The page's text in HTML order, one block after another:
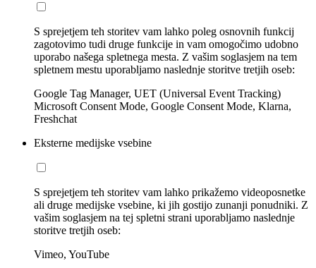
S sprejetjem teh storitev vam lahko poleg osnovnih funkcij
zagotovimo tudi druge funkcije in vam omogočimo udobno
uporabo našega spletnega mesta. Z vašim soglasjem na tem
spletnem mestu uporabljamo naslednje storitve tretjih oseb:
Google Tag Manager, UET (Universal Event Tracking)
Microsoft Consent Mode, Google Consent Mode, Klarna,
Freshchat
Eksterne medijske vsebine
S sprejetjem teh storitev vam lahko prikažemo videoposnetke
ali druge medijske vsebine, ki jih gostijo zunanji ponudniki. Z
vašim soglasjem na tej spletni strani uporabljamo naslednje
storitve tretjih oseb:
Vimeo, YouTube